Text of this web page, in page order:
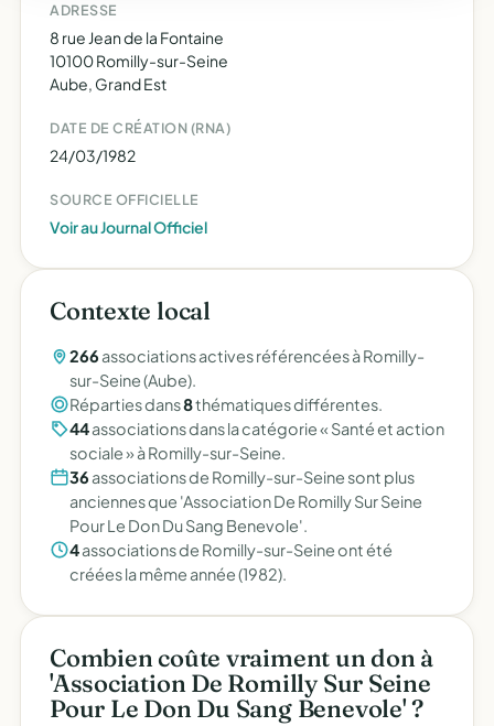
ADRESSE
8 rue Jean de la Fontaine
10100 Romilly-sur-Seine
Aube, Grand Est
DATE DE CRÉATION (RNA)
24/03/1982
SOURCE OFFICIELLE
Voir au Journal Officiel
Contexte local
266 associations actives référencées à Romilly-
sur-Seine (Aube).
Réparties dans8thématiques différentes.
44associations dans la catégorie « Santé et action
sociale » à Romilly-sur-Seine.
36 associations de Romilly-sur-Seine sont plus
anciennes que 'Association De Romilly Sur Seine
Pour Le Don Du Sang Benevole'.
4associations de Romilly-sur-Seine ont été
créées la même année (1982).
Combien coûte vraiment un don à
'Association De Romilly Sur Seine
Pour Le Don Du Sang Benevole' ?